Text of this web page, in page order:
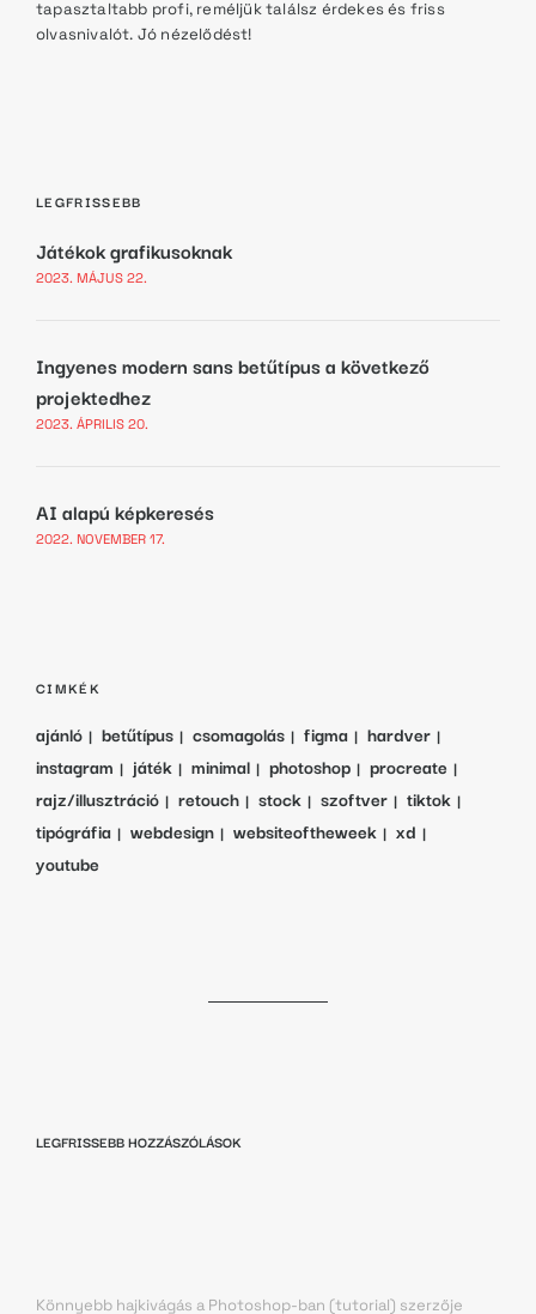
tapasztaltabb profi, reméljük találsz érdekes és friss
olvasnivalót. Jó nézelődést!
LEGFRISSEBB
Játékok grafikusoknak
2023. MÁJUS 22.
Ingyenes modern sans betűtípus a következő
projektedhez
2023. ÁPRILIS 20.
AI alapú képkeresés
2022. NOVEMBER 17.
CIMKÉK
ajánló betűtípus csomagolás figma
hardver
instagram
játék minimal photoshop
procreate
rajz/illusztráció
retouch stock szoftver
tiktok
tipógráfia
webdesign websiteoftheweek
xd
youtube
LEGFRISSEBB HOZZÁSZÓLÁSOK
Könnyebb hajkivágás a Photoshop-ban (tutorial) szerzője